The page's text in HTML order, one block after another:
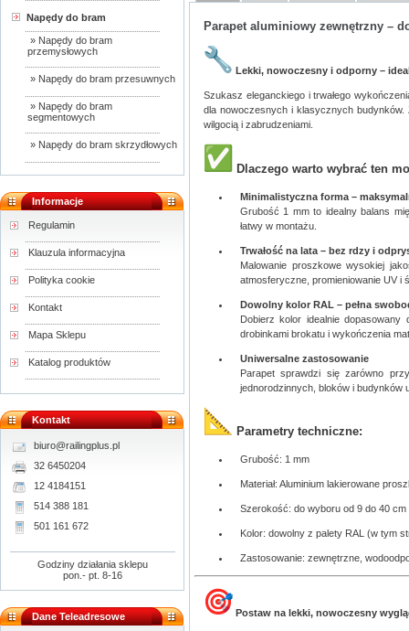
Napędy do bram
» Napędy do bram
przemysłowych
» Napędy do bram przesuwnych
» Napędy do bram
segmentowych
» Napędy do bram skrzydłowych
Informacje
Regulamin
Klauzula informacyjna
Polityka cookie
Kontakt
Mapa Sklepu
Katalog produktów
Kontakt
biuro@railingplus.pl
32 6450204
12 4184151
514 388 181
501 161 672
Godziny działania sklepu
pon.- pt. 8-16
Dane Teleadresowe
Parapet aluminiowy zewnętrzny –
Lekki, nowoczesny i odporny –
Szukasz eleganckiego i trwałego
dla nowoczesnych i klasycznych
wilgocią i zabrudzeniami.
Dlaczego warto wybrać ten
Minimalistyczna forma –
Grubość 1 mm to idealny balans
łatwy w montażu.
Trwałość na lata – bez rdzy i
Malowanie proszkowe wysokiej
atmosferyczne, promieniowanie UV i
Dowolny kolor RAL – pełna
Dobierz kolor idealnie
drobinkami brokatu i wykończenia
Uniwersalne zastosowanie
Parapet sprawdzi się zarówno
jednorodzinnych, bloków i budynków
Parametry techniczne:
Grubość: 1 mm
Materiał: Aluminium lakierowane
Szerokość: do wyboru od 9 do 40 cm
Kolor: dowolny z palety RAL (w tym
Zastosowanie: zewnętrzne,
Postaw na lekki, nowoczesny